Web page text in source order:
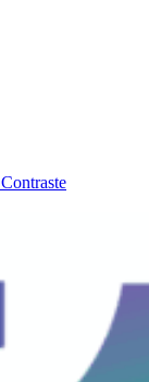
Contraste